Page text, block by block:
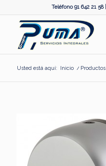
Teléfono 91 642 21 58 |
Usted está aquí: Inicio / Productos